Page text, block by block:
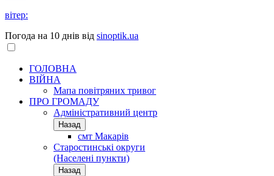
вітер:
Погода на 10 днів від sinoptik.ua
ГОЛОВНА
ВІЙНА
Мапа повітряних тривог
ПРО ГРОМАДУ
Aдміністративний центр
Назад
смт Макарів
Старостинські округи
(Населені пункти)
Назад